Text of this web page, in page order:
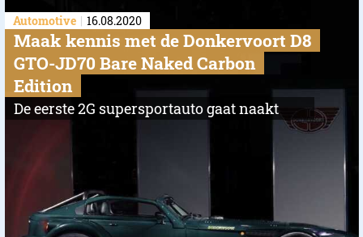
Automotive 16.08.2020
Maak kennis met de Donkervoort D8
GTO-JD70 Bare Naked Carbon
Edition
De eerste 2G supersportauto gaat naakt